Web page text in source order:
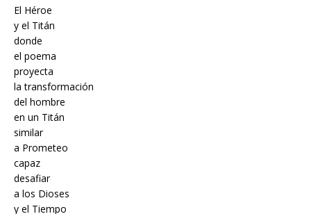
El Héroe
y el Titán
donde
el poema
proyecta
la transformación
del hombre
en un Titán
similar
a Prometeo
capaz
desafiar
a los Dioses
y el Tiempo